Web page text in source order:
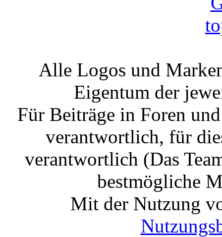
Alle Logos und
Eigentum der
Für Beiträge in Foren
verantwortlich, für
verantwortlich (Das
bestmögliche
Mit der Nutzung